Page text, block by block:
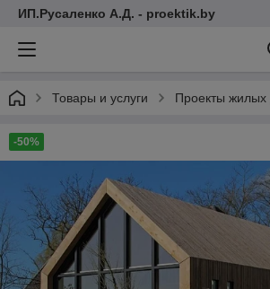
ИП.Русаленко А.Д. - proektik.by
Товары и услуги Проекты
-50%